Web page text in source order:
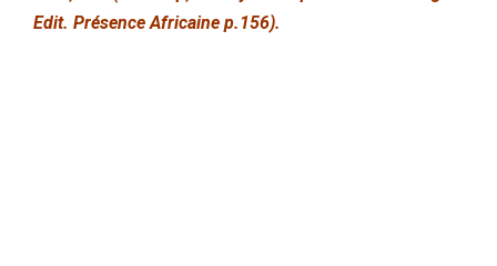
Edit. Présence Africaine p.156).